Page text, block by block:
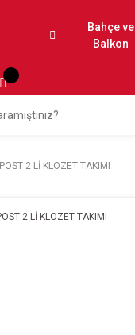
Bahçe ve
Balkon
POST 2 Lİ KLOZET TAKIMI